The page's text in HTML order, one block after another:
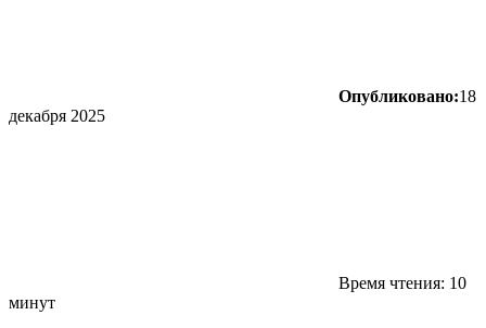
Опубликовано:18
декабря 2025
Время чтения: 10
минут